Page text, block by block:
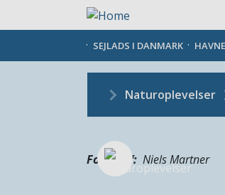
SEJLADS I DANMARK
Naturoplevelser
Fotograf Niels Martner